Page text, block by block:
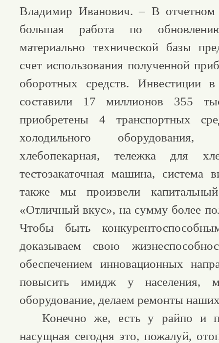
Владимир Иванович. – В отчетном
большая работа по
материально технической базы
счет использования полученной
оборотных средств. Инвестиции
составили 17 миллионов 355
приобретены 4 транспортных
холодильного оборудования,
хлебопекарная, тележка для
тестозакаточная машина, система
также мы произвели
«Отличный вкус», на сумму более
Чтобы быть
доказываем свою
обеспечением инновационных
повысить имидж у населения,
оборудование, делаем ремонты
Конечно же, есть у райпо и
насущная сегодня это, пожалуй,